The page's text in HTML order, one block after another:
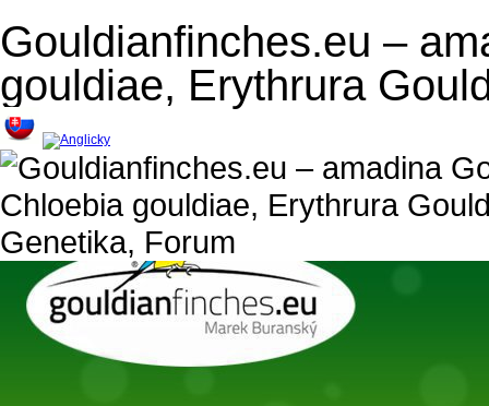
Gouldianfinches.eu –
gouldiae, Erythrura